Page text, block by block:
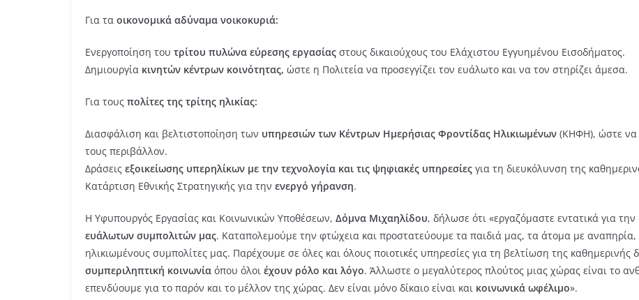
Για τα οικονομικά αδύναμα νοικοκυριά:
Ενεργοποίηση του τρίτου πυλώνα εύρεσης εργασίας στους δικαιούχους του Ελάχιστου Εγγυημένου Εισοδήματος.
Δημιουργία κινητών κέντρων κοινότητας, ώστε η Πολιτεία να προσεγγίζει τον ευάλωτο και να τον στηρίζει άμεσα.
Για τους πολίτες της τρίτης ηλικίας:
Διασφάλιση και βελτιστοποίηση των υπηρεσιών των Κέντρων Ημερήσιας Φροντίδας Ηλικιωμένων (ΚΗΦΗ), ώστε να
τους περιβάλλον.
Δράσεις εξοικείωσης υπερηλίκων με την τεχνολογία και τις ψηφιακές υπηρεσίες για τη διευκόλυνση της
Κατάρτιση Εθνικής Στρατηγικής για την ενεργό γήρανση.
Η Υφυπουργός Εργασίας και Κοινωνικών Υποθέσεων, Δόμνα Μιχαηλίδου, δήλωσε ότι «εργαζόμαστε εντατικά για
ευάλωτων συμπολιτών μας. Καταπολεμούμε την φτώχεια και προστατεύουμε τα παιδιά μας, τα άτομα με αναπηρία,
ηλικιωμένους συμπολίτες μας. Παρέχουμε σε όλες και όλους ποιοτικές υπηρεσίες για τη βελτίωση της καθημερινής
συμπεριληπτική κοινωνία όπου όλοι έχουν ρόλο και λόγο. Άλλωστε ο μεγαλύτερος πλούτος μιας χώρας είναι το
επενδύουμε για το παρόν και το μέλλον της χώρας. Δεν είναι μόνο δίκαιο είναι και κοινωνικά ωφέλιμο».